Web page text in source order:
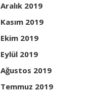
Aralık 2019
Kasım 2019
Ekim 2019
Eylül 2019
Ağustos 2019
Temmuz 2019